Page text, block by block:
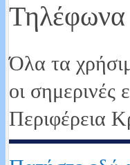
Όλα τα
οι σημερινές
Περιφέρεια